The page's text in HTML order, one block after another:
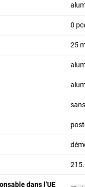
0
25
dans l’UE